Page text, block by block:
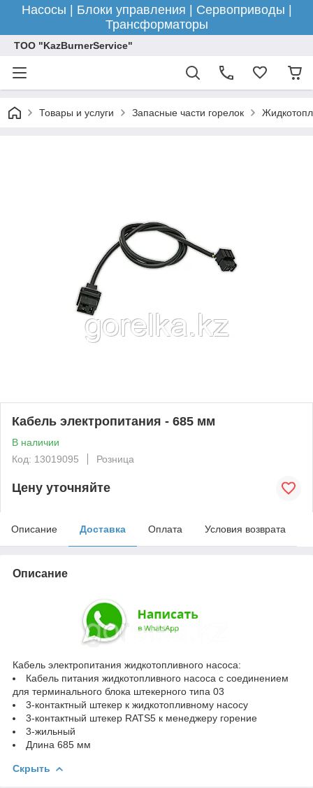
Насосы | Блоки управления | Сервоприводы |
Трансформаторы
ТОО "KazBurnerService"
Товары и услуги Запасные части горелок
Кабель электропитания - 685 мм
В наличии
Код: 13019095
Розница
Цену уточняйте
Описание Доставка Оплата Условия возврата
Описание
Кабель электропитания жидкотопливного насоса:
Кабель питания жидкотопливного насоса с соединением
для терминального блока штекерного типа 03
3-контактный штекер к жидкотопливному насосу
3-контактный штекер RATS5 к менеджеру горение
3-жильный
Длина 685 мм
Скрыть